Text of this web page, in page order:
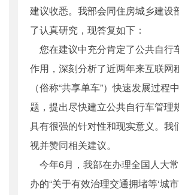
机构分类：运输服务司
主题分类
：公众参与
公文类型 ： 其他
建议收悉。我部会同住房城乡建设
了认真研究，现答复如下：
您在建议中充分肯定了公共自行
作用，深刻分析了近两年来互联网
（俗称“共享单车”）快速发展过程
题，提出尽快建立公共自行车管理
具有很强的针对性和现实意义。我
视并赞同相关建议。
今年6月，我部在办理全国人大
办的“关于有效治理交通拥堵等‘城